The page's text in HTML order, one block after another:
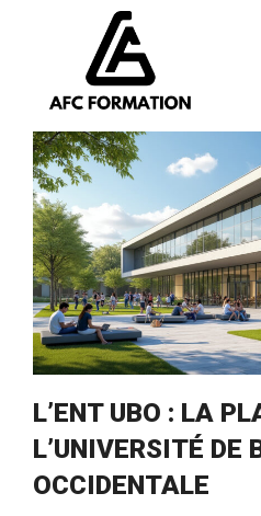
L’ENT UBO : LA
L’UNIVERSITÉ DE
OCCIDENTALE